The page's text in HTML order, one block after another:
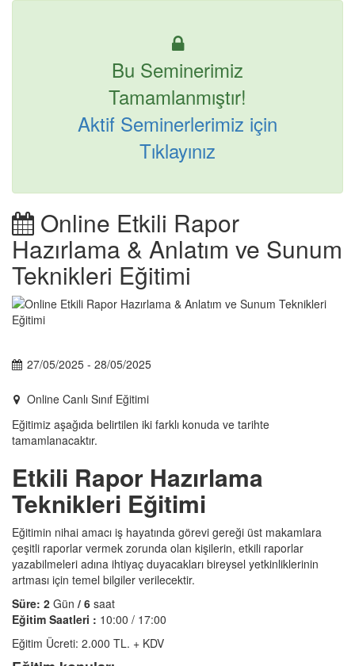
Bu Seminerimiz
Tamamlanmıştır!
Aktif Seminerlerimiz için
Tıklayınız
Online Etkili Rapor
Hazırlama & Anlatım ve Sunum
Teknikleri Eğitimi
27/05/2025 - 28/05/2025
Online Canlı Sınıf Eğitimi
Eğitimiz aşağıda belirtilen iki farklı konuda ve tarihte
tamamlanacaktır.
Etkili Rapor Hazırlama
Teknikleri Eğitimi
Eğitimin nihai amacı iş hayatında görevi gereği üst makamlara
çeşitli raporlar vermek zorunda olan kişilerin, etkili raporlar
yazabilmeleri adına ihtiyaç duyacakları bireysel yetkinliklerinin
artması için temel bilgiler verilecektir.
Süre: 2 Gün / 6 saat
Eğitim Saatleri : 10:00 / 17:00
Eğitim Ücreti: 2.000 TL. + KDV